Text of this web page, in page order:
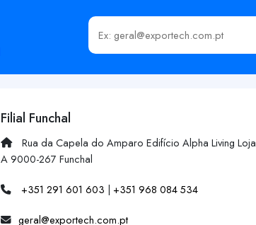
Insira o seu email
Filial Funchal
Rua da Capela do Amparo Edifício Alpha Living Loja
A 9000-267 Funchal
+351 291 601 603 | +351 968 084 534
geral@exportech.com.pt